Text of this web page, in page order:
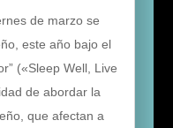
de marzo se
este año bajo el
(«Sleep Well, Live
de abordar la
que afectan a